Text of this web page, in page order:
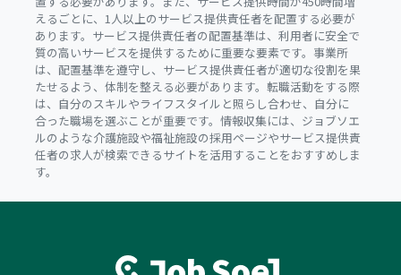
えるごとに、1人以上のサービス提供責任者を配置する必要が
あります。サービス提供責任者の配置基準は、利用者に安全で
質の高いサービスを提供するために重要な要素です。事業所
は、配置基準を遵守し、サービス提供責任者が適切な役割を果
たせるよう、体制を整える必要があります。転職活動をする際
は、自分のスキルやライフスタイルと照らし合わせ、自分に
合った職場を選ぶことが重要です。情報収集には、ジョブソエ
ルのような介護施設や福祉施設の採用ページやサービス提供責
任者の求人が検索できるサイトを活用することをおすすめしま
す。